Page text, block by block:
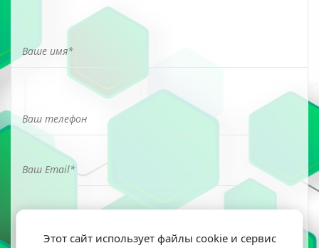
Этот сайт использует файлы cookie и сервис